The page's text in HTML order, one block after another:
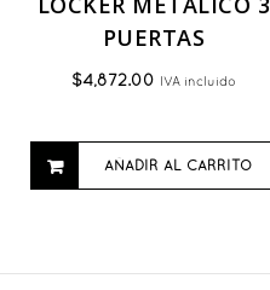
PUERTAS
$4,872.00 IVA incluido
AÑADIR AL CARRITO